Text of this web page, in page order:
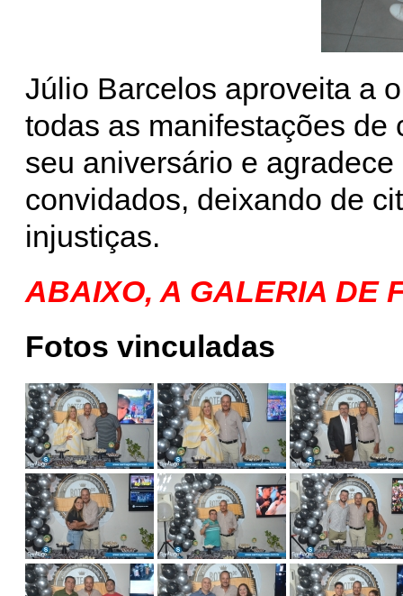
Júlio Barcelos aproveita a
todas as manifestações
seu aniversário e
convidados, deixando de
injustiças.
ABAIXO, A GALERIA DE
Fotos vinculadas